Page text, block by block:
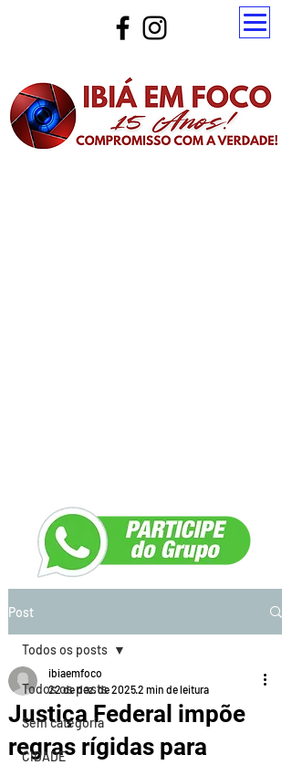
Post
Todos os posts
Sem categoria
CIDADE
Todos os posts
Justiça Federal impõe
regras rígidas para
ibiaemfoco
22 de dez. de 20252 min de leitura